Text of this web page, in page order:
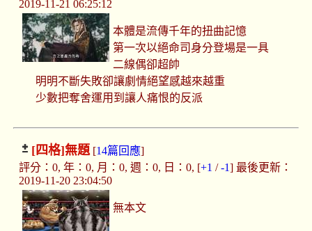
2019-11-21 06:25:12
本體是流傳千年的扭曲記憶
第一次以絕命司身分登場是一具
二線偶卻超帥
明明不斷失敗卻讓劇情絕望感越來越重
少數把奪舍運用到讓人痛恨的反派
[四格]無題[14篇回應]
評分：0, 年：0, 月：0, 週：0, 日：0, [+1 /-1] 最後更新：
2019-11-20 23:04:50
無本文